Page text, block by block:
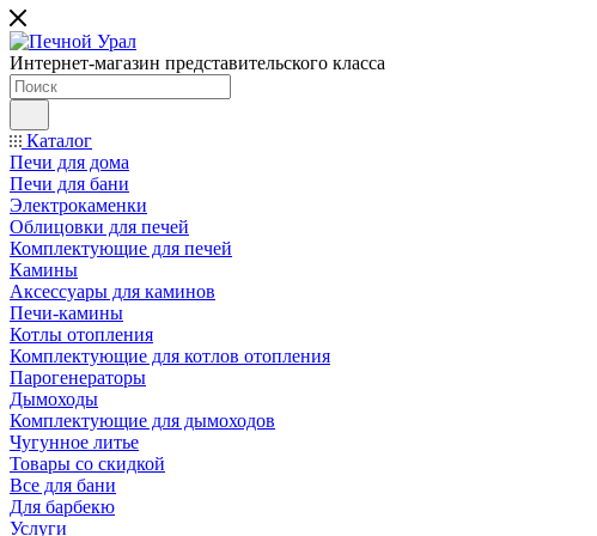
Интернет-магазин представительского класса
Каталог
Печи для дома
Печи для бани
Электрокаменки
Облицовки для печей
Комплектующие для печей
Камины
Аксессуары для каминов
Печи-камины
Котлы отопления
Комплектующие для котлов отопления
Парогенераторы
Дымоходы
Комплектующие для дымоходов
Чугунное литье
Товары со скидкой
Все для бани
Для барбекю
Услуги